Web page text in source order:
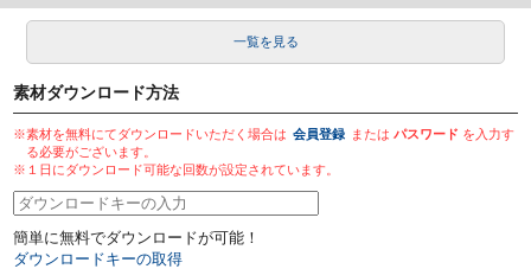
一覧を見る
素材ダウンロード方法
※素材を無料にてダウンロードいただく場合は 会員登録 またはパスワード を入力す
る必要がございます。
※１日にダウンロード可能な回数が設定されています。
簡単に無料でダウンロードが可能！
ダウンロードキーの取得